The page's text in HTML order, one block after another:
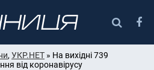
, УКР.НЕТ » На вихідні 739
від коронавірусу